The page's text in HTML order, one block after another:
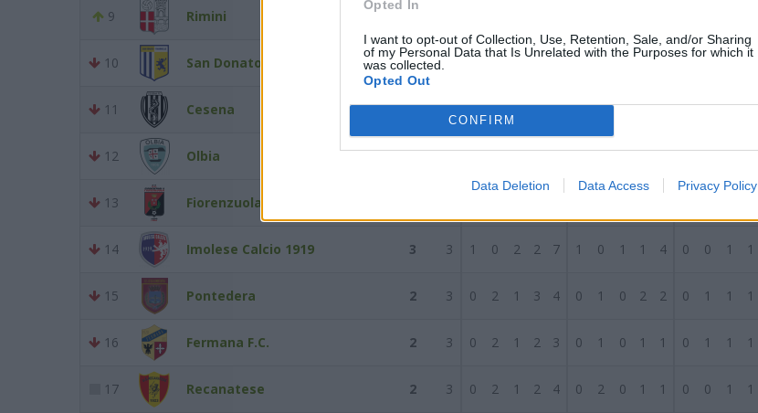
Opted In
I want to opt-out of Collection, Use, Retention, Sale, and/or Sharing
of my Personal Data that Is Unrelated with the Purposes for which it
was collected.
Opted Out
CONFIRM
Data Deletion Data Access Privacy Policy
9 Rimini
10 San Donato Tavarnelle 4 3 1 1 1 4 4 0 1 1 2 3 1 0 0 2
11 Cesena 4 3 1 1 1 3 3 0 1 1 2 3 1 0 0 1
12 Olbia 4 3 1 1 1 1 1 1 0 1 1 1 0 1 0 0
13 Fiorenzuola
14 Imolese Calcio 1919 3 3 1 0 2 2 7 1 0 1 1 4 0 0 1 1
15 Pontedera 2 3 0 2 1 3 4 0 1 0 2 2 0 1 1 1
16 Fermana F.C. 2 3 0 2 1 2 3 0 1 0 1 1 0 1 1 1
17 Recanatese 2 3 0 2 1 2 4 0 2 0 1 1 0 0 1 1